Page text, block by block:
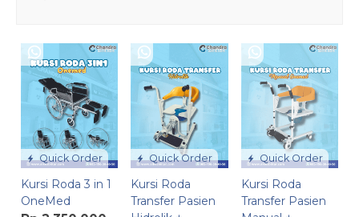
Quick Order
Kursi Roda 3 in 1
OneMed
Quick Order
Kursi Roda
Transfer Pasien
Quick Order
Kursi Roda
Transfer Pasien